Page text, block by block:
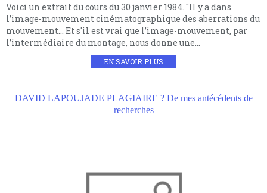
Voici un extrait du cours du 30 janvier 1984. "Il y a dans
l’image-mouvement cinématographique des aberrations du
mouvement… Et s'il est vrai que l’image-mouvement, par
l’intermédiaire du montage, nous donne une...
EN SAVOIR PLUS
DAVID LAPOUJADE PLAGIAIRE ? De mes antécédents de
recherches